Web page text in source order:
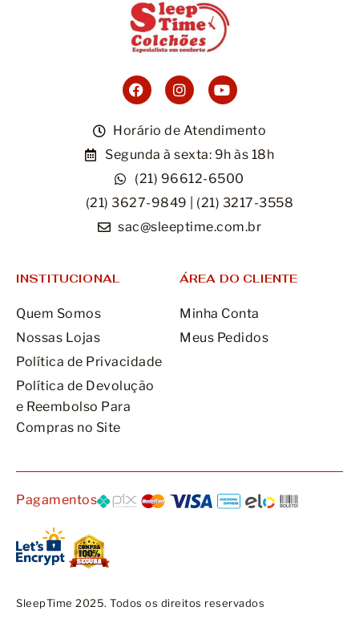
Horário de Atendimento
Segunda à sexta: 9h às 18h
(21) 96612-6500
(21) 3627-9849 | (21) 3217-3558
sac@sleeptime.com.br
INSTITUCIONAL
Quem Somos
Nossas Lojas
Política de Privacidade
Política de Devolução
e Reembolso Para
Compras no Site
ÁREA DO CLIENTE
Minha Conta
Meus Pedidos
Pagamentos
SleepTime 2025. Todos os direitos reservados